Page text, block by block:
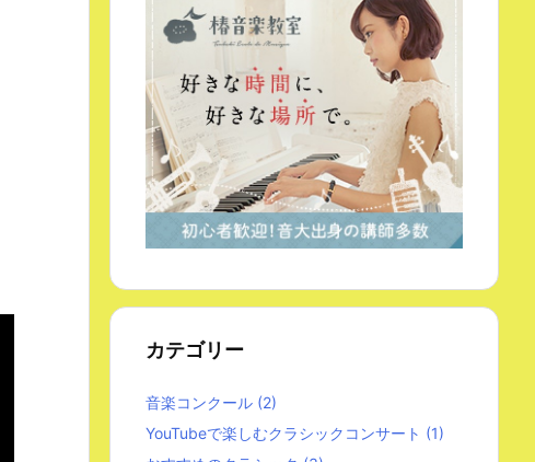
カテゴリー
音楽コンクール (2)
YouTubeで楽しむクラシックコンサート (1)